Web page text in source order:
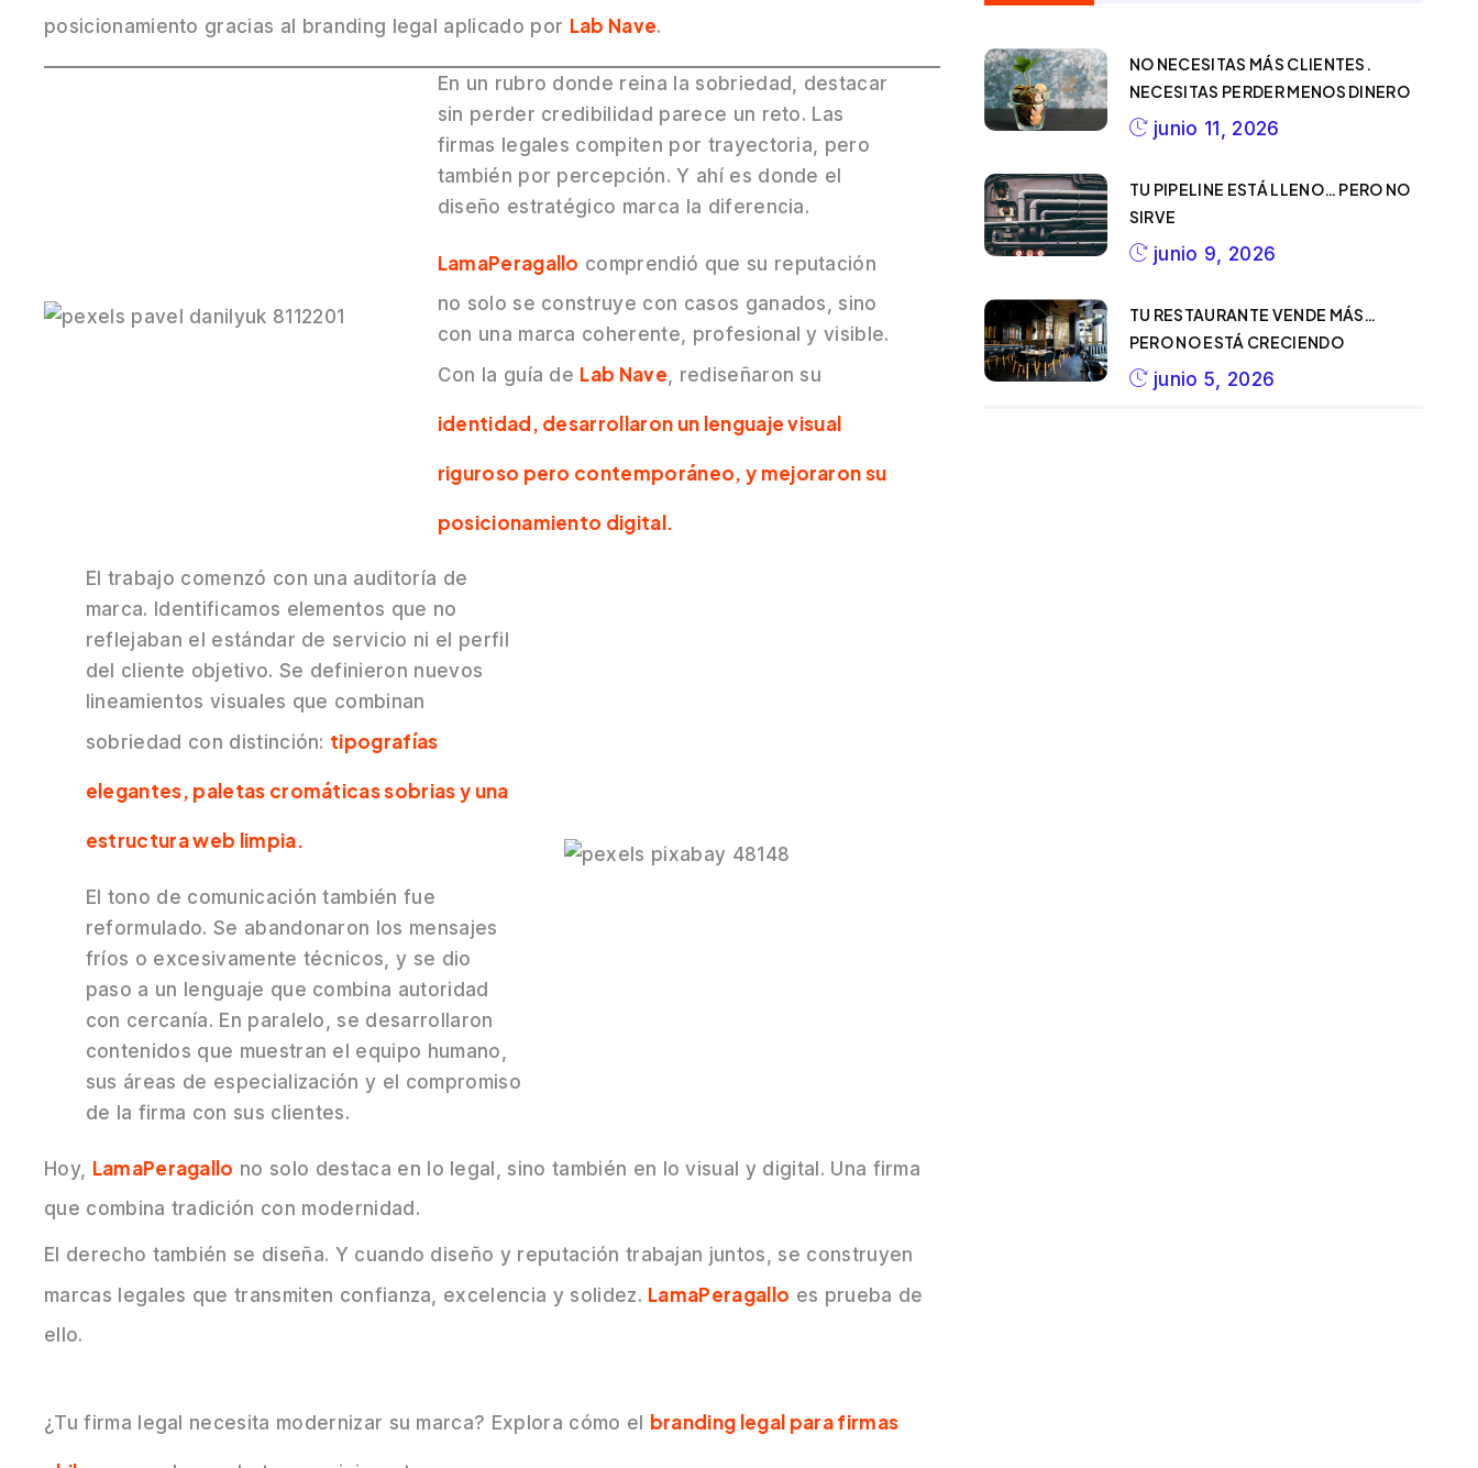
posicionamiento gracias al branding legal aplicado por Lab Nave.
En un rubro donde reina la sobriedad, destacar
sin perder credibilidad parece un reto. Las
firmas legales compiten por trayectoria, pero
también por percepción. Y ahí es donde el
diseño estratégico marca la diferencia.
LamaPeragallo comprendió que su reputación
no solo se construye con casos ganados, sino
con una marca coherente, profesional y visible.
Con la guía de Lab Nave , rediseñaron su
identidad, desarrollaron un lenguaje visual
riguroso pero contemporáneo, y mejoraron su
posicionamiento digital.
El trabajo comenzó con una auditoría de
marca. Identificamos elementos que no
reflejaban el estándar de servicio ni el perfil
del cliente objetivo. Se definieron nuevos
lineamientos visuales que combinan
sobriedad con distinción: tipografías
elegantes, paletas cromáticas sobrias y una
estructura web limpia.
El tono de comunicación también fue
reformulado. Se abandonaron los mensajes
fríos o excesivamente técnicos, y se dio
paso a un lenguaje que combina autoridad
con cercanía. En paralelo, se desarrollaron
contenidos que muestran el equipo humano,
sus áreas de especialización y el compromiso
de la firma con sus clientes.
Hoy, LamaPeragallo no solo destaca en lo legal, sino también en lo visual y digital. Una firma
que combina tradición con modernidad.
El derecho también se diseña. Y cuando diseño y reputación trabajan juntos, se construyen
marcas legales que transmiten confianza, excelencia y solidez. LamaPeragallo es prueba de
ello.
¿Tu firma legal necesita modernizar su marca? Explora cómo el branding legal para firmas
NO NECESITAS MÁS CLIENTES.
NECESITAS PERDER MENOS DINERO
junio 11, 2026
TU PIPELINE ESTÁ LLENO… PERO NO
SIRVE
junio 9, 2026
TU RESTAURANTE VENDE MÁS…
PERO NO ESTÁ CRECIENDO
junio 5, 2026